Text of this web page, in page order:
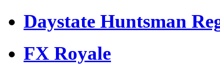
Daystate Huntsman
FX Royale